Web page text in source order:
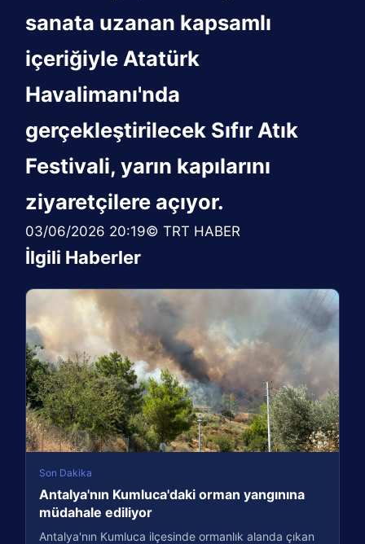
sanata uzanan kapsamlı
içeriğiyle Atatürk
Havalimanı'nda
gerçekleştirilecek Sıfır Atık
Festivali, yarın kapılarını
ziyaretçilere açıyor.
03/06/2026 20:19© TRT HABER
İlgili Haberler
Son Dakika
Antalya'nın Kumluca'daki orman yangınına
müdahale ediliyor
Antalya'nın Kumluca ilçesinde ormanlık alanda çıkan